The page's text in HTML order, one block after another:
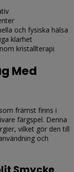
och fysiska hälsa
klarhet
kristallterapi
Med
främst finns i
färgspel. Denna
vilket gör den till
och